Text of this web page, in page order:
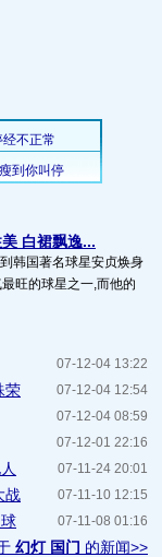
白裙飘逸...
韩国著名球星安贞焕身
旺的球星之一,而他的
07-12-04 13:22
07-12-04 12:54
荣
07-12-04 08:59
07-12-01 22:16
07-11-24 20:01
07-11-10 12:15
战
07-11-08 01:16
幻灯 国门 的新闻>>